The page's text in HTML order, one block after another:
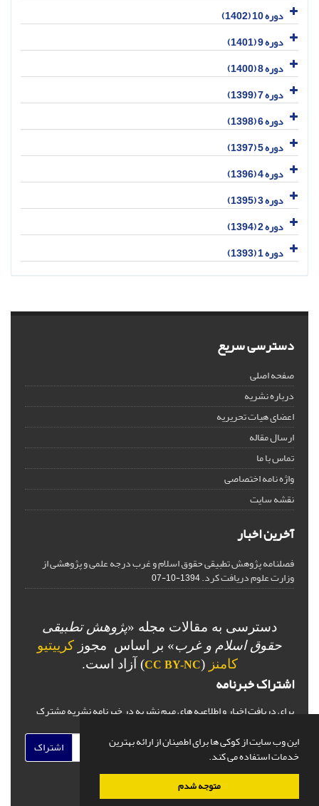
این وب سایت از کوکی ها برای اطمینان از ارائه بهترین
خدمات استفاده می کند.
متوجه شدم
دوره 10 (1402)
دوره 9 (1401)
دوره 8 (1400)
دوره 7 (1399)
دوره 6 (1398)
دوره 5 (1397)
دوره 4 (1396)
دوره 3 (1395)
دوره 2 (1394)
دوره 1 (1393)
دسترسی سریع
صفحه اصلی
درباره نشریه
اعضای هیات تحریریه
ارسال مقاله
تماس با ما
واژه نامه اختصاصی
نقشه سایت
آخرین اخبار
فصلنامه پژوهش تطبیقی حقوق اسلام و غرب درجه علمی و پژوهشی از
وزارت علوم دریافت کرد.1394-10-07
دسترسی به مقالات مجله «پژوهش تطبیقی
حقوق اسلام و غرب» بر اساس مجوز کرییتیو
کامنز (
CC BY-NC) آزاد است.
اشتراک خبرنامه
برای دریافت اخبار و اطلاعیه های مهم نشریه در خبرنامه نشریه مشترک
اشتراک